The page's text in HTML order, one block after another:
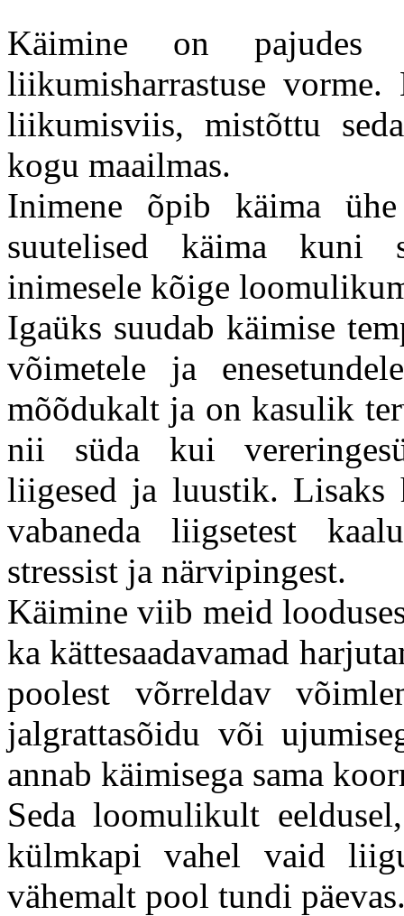
Käimine on pajudes
liikumisharrastuse
liikumisviis, mistõttu
kogu maailmas.
Inimene õpib käima
suutelised käima kuni
inimesele kõige
Igaüks suudab käimise
võimetele ja
mõõdukalt ja on kasulik
nii süda kui
liigesed ja luustik. Lisaks
vabaneda liigsetest
stressist ja närvipingest.
Käimine viib meid
ka kättesaadavamad
poolest võrreldav
jalgrattasõidu või
annab käimisega sama
Seda loomulikult
külmkapi vahel vaid
vähemalt pool tundi